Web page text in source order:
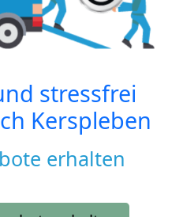
stressfrei
Kerspleben
erhalten